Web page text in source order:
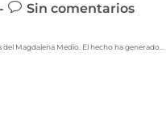
Sin comentarios
Magdalena Medio. El hecho ha generado…